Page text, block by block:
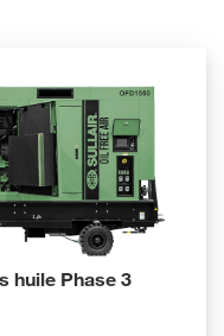
huile Phase 3